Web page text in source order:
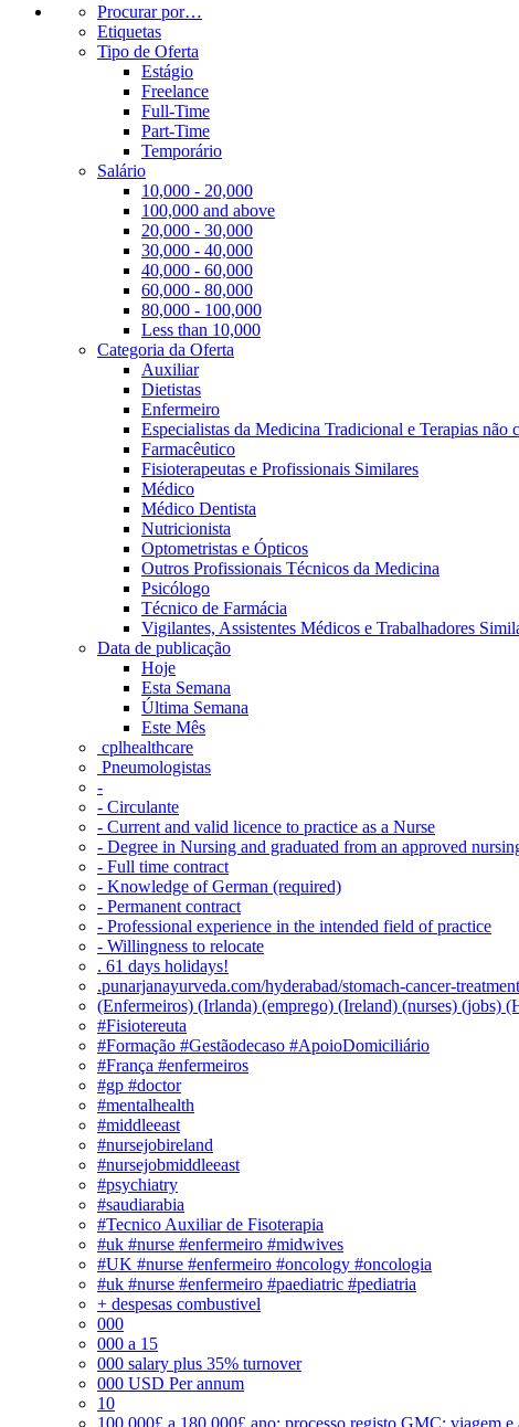
Procurar por…
Etiquetas
Tipo de Oferta
Estágio
Freelance
Full-Time
Part-Time
Temporário
Salário
10,000 - 20,000
100,000 and above
20,000 - 30,000
30,000 - 40,000
40,000 - 60,000
60,000 - 80,000
80,000 - 100,000
Less than 10,000
Categoria da Oferta
Auxiliar
Dietistas
Enfermeiro
Especialistas da Medicina Tradicional e Terapias não
Farmacêutico
Fisioterapeutas e Profissionais Similares
Médico
Médico Dentista
Nutricionista
Optometristas e Ópticos
Outros Profissionais Técnicos da Medicina
Psicólogo
Técnico de Farmácia
Vigilantes, Assistentes Médicos e Trabalhadores
Data de publicação
Hoje
Esta Semana
Última Semana
Este Mês
‎ cplhealthcare‬
Pneumologistas
-
- Circulante
- Current and valid licence to practice as a Nurse
- Degree in Nursing and graduated from an approved
- Full time contract
- Knowledge of German (required)
- Permanent contract
- Professional experience in the intended field of practice
- Willingness to relocate
. 61 days holidays!
.punarjanayurveda.com/hyderabad/stomach-cancer-
(Enfermeiros) (Irlanda) (emprego) (Ireland) (nurses) (jobs)
#Fisiotereuta
#Formação #Gestãodecaso #ApoioDomiciliário
#França #enfermeiros
#gp #doctor
#mentalhealth
#middleeast
#nursejobireland
#nursejobmiddleeast
#psychiatry
#saudiarabia
#Tecnico Auxiliar de Fisoterapia
#uk #nurse #enfermeiro #midwives
#UK #nurse #enfermeiro #oncology #oncologia
#uk #nurse #enfermeiro #paediatric #pediatria
+ despesas combustivel
000
000 a 15
000 salary plus 35% turnover
000 USD Per annum
10
100.000£ a 180.000£ ano; processo registo GMC; viagem e